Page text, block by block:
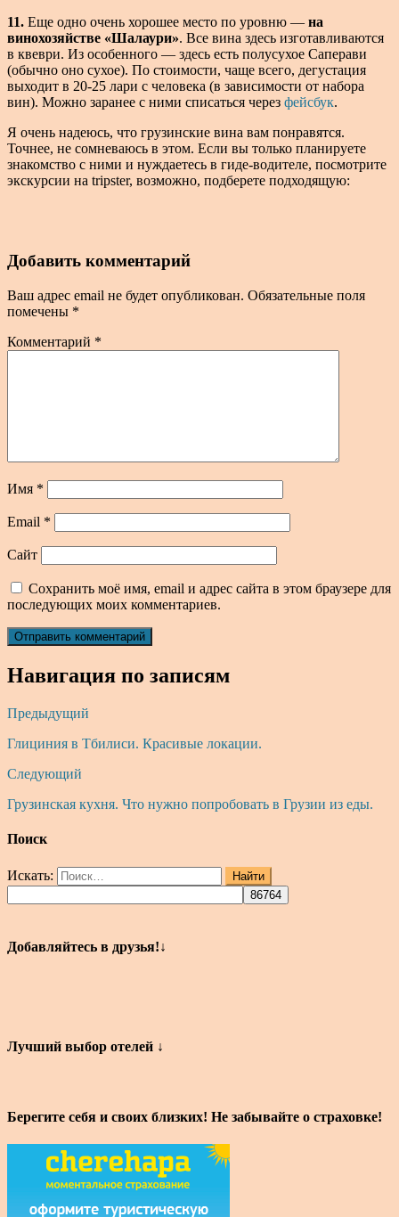
11. Еще одно очень хорошее место по уровню — на
винохозяйстве «Шалаури». Все вина здесь изготавливаются
в квеври. Из особенного — здесь есть полусухое Саперави
(обычно оно сухое). По стоимости, чаще всего, дегустация
выходит в 20-25 лари с человека (в зависимости от набора
вин). Можно заранее с ними списаться через фейсбук.
Я очень надеюсь, что грузинские вина вам понравятся.
Точнее, не сомневаюсь в этом. Если вы только планируете
знакомство с ними и нуждаетесь в гиде-водителе, посмотрите
экскурсии на tripster, возможно, подберете подходящую:
Добавить комментарий
Ваш адрес email не будет опубликован. Обязательные поля
помечены *
Комментарий *
Имя *
Email *
Сайт
Сохранить моё имя, email и адрес сайта в этом браузере для
последующих моих комментариев.
Навигация по записям
Предыдущий
Глициния в Тбилиси. Красивые локации.
Следующий
Грузинская кухня. Что нужно попробовать в Грузии из еды.
Поиск
Искать: Найти
Добавляйтесь в друзья!↓
Лучший выбор отелей ↓
Берегите себя и своих близких! Не забывайте о страховке!